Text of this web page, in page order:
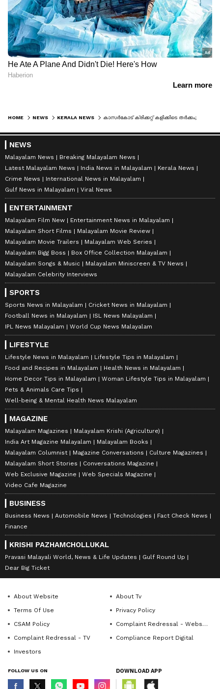
HOME NEWS KERALA NEWS
NEWS
Malayalam News
Breaking Malayalam News
Latest Malayalam News
India News in Malayalam
Kerala News
Crime News
International News in Malayalam
Gulf News in Malayalam
Viral News
ENTERTAINMENT
Malayalam Film New
Entertainment News in Malayalam
Malayalam Short Films
Malayalam Movie Review
Malayalam Movie Trailers
Malayalam Web Series
Malayalam Bigg Boss
Box Office Collection Malayalam
Malayalam Songs & Music
Malayalam Miniscreen & TV News
Malayalam Celebrity Interviews
SPORTS
Sports News in Malayalam
Cricket News in Malayalam
Football News in Malayalam
ISL News Malayalam
IPL News Malayalam
World Cup News Malayalam
LIFESTYLE
Lifestyle News in Malayalam
Lifestyle Tips in Malayalam
Food and Recipes in Malayalam
Health News in Malayalam
Home Decor Tips in Malayalam
Woman Lifestyle Tips in Malayalam
Pets & Animals Care Tips
Well-being & Mental Health News Malayalam
MAGAZINE
Malayalam Magazines
Malayalam Krishi (Agriculture)
India Art Magazine Malayalam
Malayalam Books
Malayalam Columnist
Magazine Conversations
Culture Magazines
Malayalam Short Stories
Conversations Magazine
Web Exclusive Magazine
Web Specials Magazine
Video Cafe Magazine
BUSINESS
Business News Automobile News Technologies
Fact Check News
Finance
KRISHI PAZHAMCHOLLUKAL
Pravasi Malayali World, News & Life Updates
Gulf Round Up
Dear Big Ticket
About Website
About Tv
Terms Of Use
Privacy Policy
CSAM Policy
Complaint Redressal - Website
Complaint Redressal - TV
Compliance Report Digital
Investors
FOLLOW US ON DOWNLOAD APP